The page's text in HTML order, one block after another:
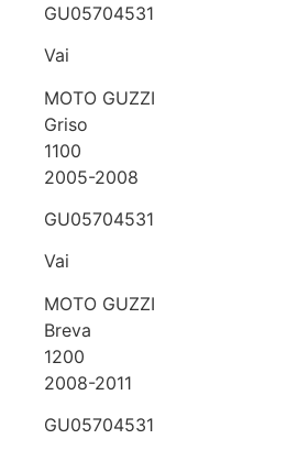
GU05704531
Vai
MOTO GUZZI
Griso
1100
2005-2008
GU05704531
Vai
MOTO GUZZI
Breva
1200
2008-2011
GU05704531